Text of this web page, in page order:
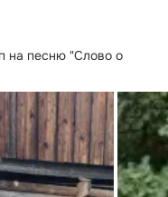
на песню "Слово о